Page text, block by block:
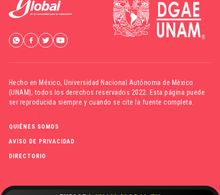
Hecho en México,Universidad Nacional Autónoma de México
(UNAM), todos los derechos reservados 2022. Esta página puede
ser reproducida siempre y cuando se cite la fuente completa.
QUIÉNES SOMOS
AVISO DE PRIVACIDAD
DIRECTORIO